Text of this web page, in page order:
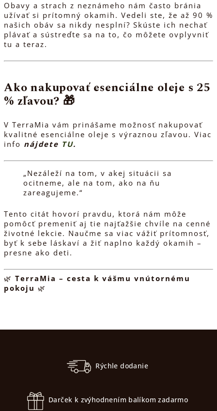
Obavy a strach z neznámeho nám často bránia
užívať si prítomný okamih. Vedeli ste, že až 90 %
našich obáv sa nikdy nesplní? Skúste ich nechať
plávať a sústreďte sa na to, čo môžete ovplyvniť
tu a teraz.
Ako nakupovať esenciálne oleje s 25
% zľavou? 🎁
V TerraMia vám prinášame možnosť nakupovať
kvalitné esenciálne oleje s výraznou zľavou. Viac
info nájdete TU.
„Nezáleží na tom, v akej situácii sa
ocitneme, ale na tom, ako na ňu
zareagujeme.“
Tento citát hovorí pravdu, ktorá nám môže
pomôcť premeniť aj tie najťažšie chvíle na cenné
životné lekcie. Naučme sa viac vážiť prítomnosť,
byť k sebe láskaví a žiť naplno každý okamih –
presne ako deti.
🌿 TerraMia – cesta k vášmu vnútornému
pokoju 🌿
Rýchle dodanie
Darček k zvýhodnením balíkom zadarmo